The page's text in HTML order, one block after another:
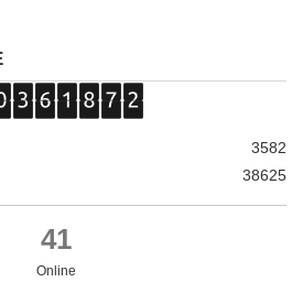
3582
38625
41
Online